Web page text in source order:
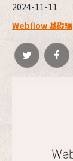
2024-11-11
Webflow 基礎編